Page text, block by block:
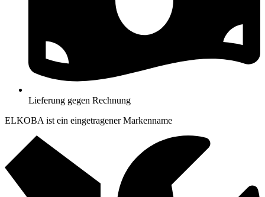
Lieferung gegen Rechnung
ELKOBA ist ein eingetragener Markenname